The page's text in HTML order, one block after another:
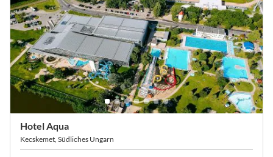
Hotel Aqua
Kecskemet, Südliches Ungarn